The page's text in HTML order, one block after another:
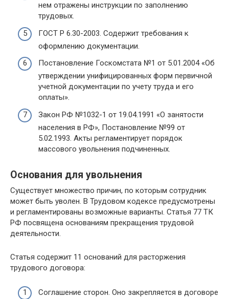
нем отражены инструкции по заполнению
трудовых.
ГОСТ Р 6.30-2003. Содержит требования к
оформлению документации.
Постановление Госкомстата №1 от 5.01.2004 «Об
утверждении унифицированных форм первичной
учетной документации по учету труда и его
оплаты».
Закон РФ №1032-1 от 19.04.1991 «О занятости
населения в РФ», Постановление №99 от
5.02.1993. Акты регламентирует порядок
массового увольнения подчиненных.
Основания для увольнения
Существует множество причин, по которым сотрудник
может быть уволен. В Трудовом кодексе предусмотрены
и регламентированы возможные варианты. Статья 77 ТК
РФ посвящена основаниям прекращения трудовой
деятельности.
Статья содержит 11 оснований для расторжения
трудового договора:
Соглашение сторон. Оно закрепляется в договоре